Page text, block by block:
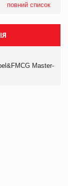
повний список
Master-